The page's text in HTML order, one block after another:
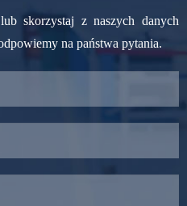
skorzystaj z naszych danych
na państwa pytania.